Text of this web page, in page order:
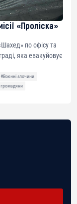
«Проліска»
по офісу та
яка евакуйовує
#Воєнні злочини
громадяни